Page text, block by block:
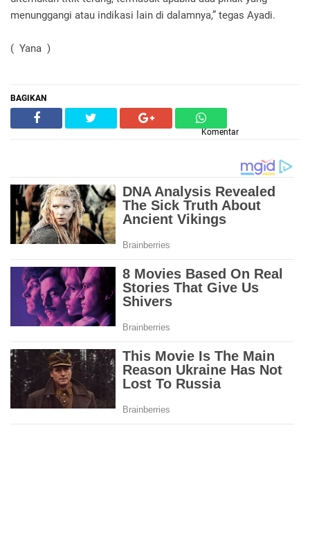
menunggangi atau indikasi lain di dalamnya,” tegas Ayadi.
( Yana )
BAGIKAN
Komentar